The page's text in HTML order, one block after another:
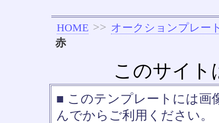
HOME >> オークションプレー
赤
このサイト
■ このテンプレートには画
んでからご利用ください。